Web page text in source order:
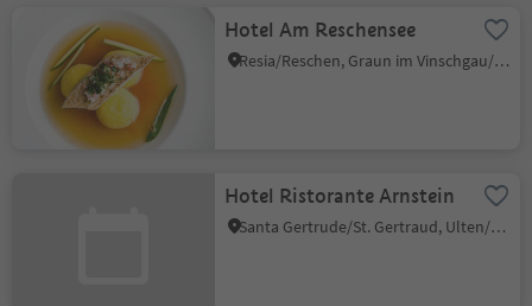
Hotel Am Reschensee
Resia/Reschen, Graun im Vinschgau/Curon Venosta, Vinschgau/Val Venosta
Hotel Ristorante Arnstein
Santa Gertrude/St. Gertraud, Ulten/Ultimo, Meran/Merano and environs